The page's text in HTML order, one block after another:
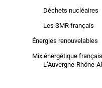
Déchets nucléaires
Les SMR français
Énergies renouvelables
Mix énergétique
L’Auvergne-Rhône-